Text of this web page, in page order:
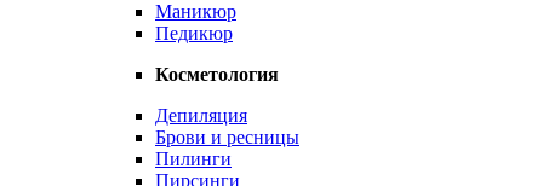
Маникюр
Педикюр
Косметология
Депиляция
Брови и ресницы
Пилинги
Пирсинги